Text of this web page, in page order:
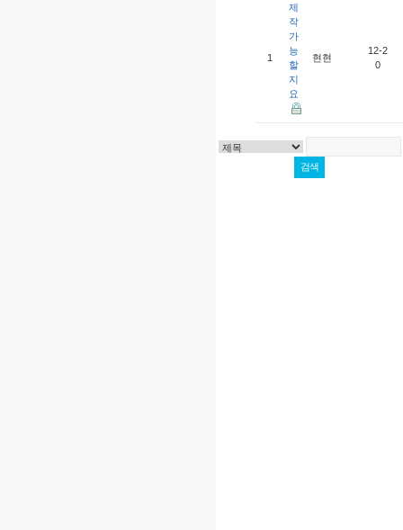
1
제
작
가
능
할
지
요
현현
12-2
0